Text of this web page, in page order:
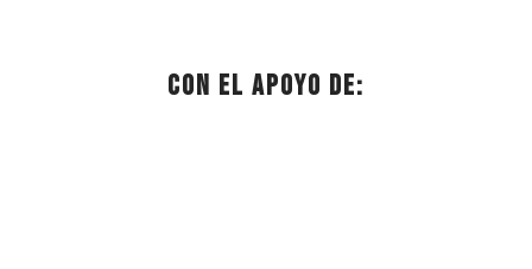
Con el apoyo de: